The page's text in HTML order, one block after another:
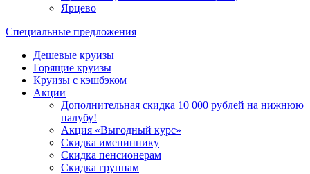
Ярцево
Специальные предложения
Дешевые круизы
Горящие круизы
Круизы с кэшбэком
Акции
Дополнительная скидка 10 000 рублей на нижнюю
палубу!
Акция «Выгодный курс»
Скидка имениннику
Скидка пенсионерам
Скидка группам